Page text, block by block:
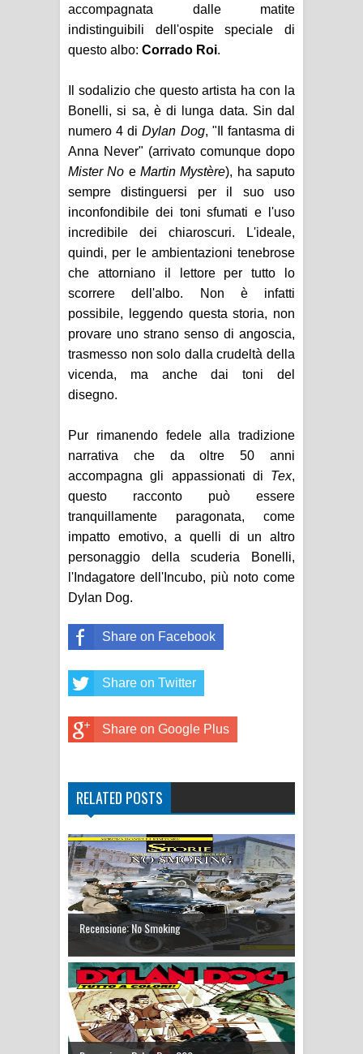
accompagnata dalle matite
indistinguibili dell'ospite speciale di
questo albo: Corrado Roi.
Il sodalizio che questo artista ha con la
Bonelli, si sa, è di lunga data. Sin dal
numero 4 diDylan Dog, "Il fantasma di
Anna Never" (arrivato comunque dopo
Mister No eMartin Mystère), ha saputo
sempre distinguersi per il suo uso
inconfondibile dei toni sfumati e l'uso
incredibile dei chiaroscuri. L'ideale,
quindi, per le ambientazioni tenebrose
che attorniano il lettore per tutto lo
scorrere dell'albo. Non è infatti
possibile, leggendo questa storia, non
provare uno strano senso di angoscia,
trasmesso non solo dalla crudeltà della
vicenda, ma anche dai toni del
disegno.
Pur rimanendo fedele alla tradizione
narrativa che da oltre 50 anni
accompagna gli appassionati di Tex,
questo racconto può essere
tranquillamente paragonata, come
impatto emotivo, a quelli di un altro
personaggio della scuderia Bonelli,
l'Indagatore dell'Incubo, più noto come
Dylan Dog.
Share on Facebook
Share on Twitter
Share on Google Plus
RELATED POSTS
Recensione: No Smoking